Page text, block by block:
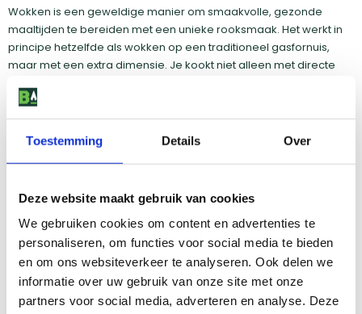
Toestemming Details Over
Deze website maakt gebruik van cookies
We gebruiken cookies om content en advertenties te
personaliseren, om functies voor social media te bieden
en om ons websiteverkeer te analyseren. Ook delen we
informatie over uw gebruik van onze site met onze
partners voor social media, adverteren en analyse. Deze
Wokken is een geweldige manier om smaakvolle, gezonde
maaltijden te bereiden met een unieke rooksmaak. Het werkt in
principe hetzelfde als wokken op een traditioneel gasfornuis,
maar met een extra dimensie. Je kookt niet alleen met directe
keramische wanden van de kamado vasthouden en
weerkaatsen. Dit zorgt voor een gelijkmatige garing en een
unieke rooksmaak.
Wat heb je nodig om te wokken op de BBQ?
Om te kunnen wokken op een kamado BBQ heb je naast de
kamado zelf ook eenspeciale woknodig die bestand is tegen de
hoge temperaturen. Daarnaast is een goede houten of metalen
spatel handig om de ingrediënten in de wok om te kunnen
scheppen. Vergeet ook niet om hittebestendigeBBQ